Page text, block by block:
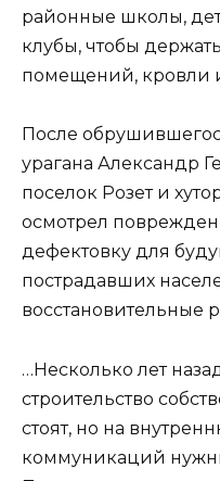
районные школы,
клубы, чтобы
помещений, кровли
После
урагана Александр
поселок Розет и
осмотрел
дефектовку для
пострадавших
восстановительные
…Несколько лет
строительство
стоят, но на
коммуникаций